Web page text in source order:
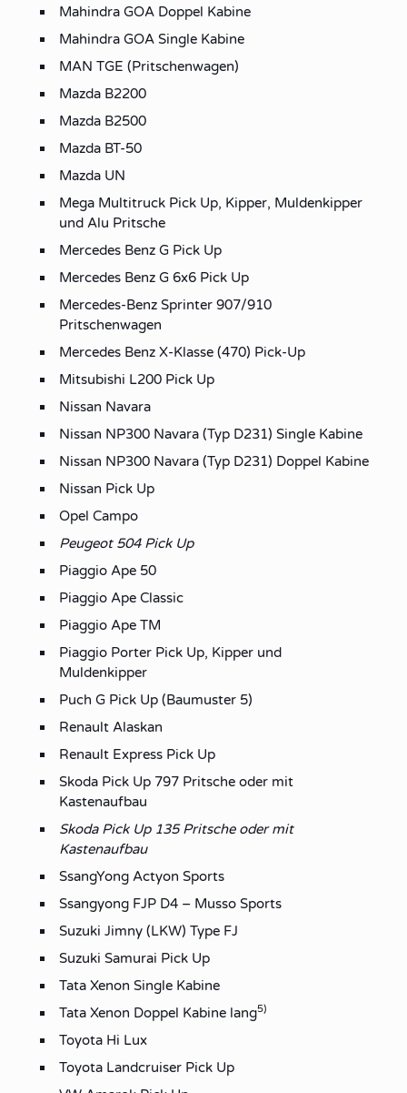
Mahindra GOA Doppel Kabine
Mahindra GOA Single Kabine
MAN TGE (Pritschenwagen)
Mazda B2200
Mazda B2500
Mazda BT-50
Mazda UN
Mega Multitruck Pick Up, Kipper, Muldenkipper
und Alu Pritsche
Mercedes Benz G Pick Up
Mercedes Benz G 6x6 Pick Up
Mercedes-Benz Sprinter 907/910
Pritschenwagen
Mercedes Benz X-Klasse (470) Pick-Up
Mitsubishi L200 Pick Up
Nissan Navara
Nissan NP300 Navara (Typ D231) Single Kabine
Nissan NP300 Navara (Typ D231) Doppel Kabine
Nissan Pick Up
Opel Campo
Peugeot 504 Pick Up
Piaggio Ape 50
Piaggio Ape Classic
Piaggio Ape TM
Piaggio Porter Pick Up, Kipper und
Muldenkipper
Puch G Pick Up (Baumuster 5)
Renault Alaskan
Renault Express Pick Up
Skoda Pick Up 797 Pritsche oder mit
Kastenaufbau
Skoda Pick Up 135 Pritsche oder mit
Kastenaufbau
SsangYong Actyon Sports
Ssangyong FJP D4 – Musso Sports
Suzuki Jimny (LKW) Type FJ
Suzuki Samurai Pick Up
Tata Xenon Single Kabine
Tata Xenon Doppel Kabine lang5)
Toyota Hi Lux
Toyota Landcruiser Pick Up